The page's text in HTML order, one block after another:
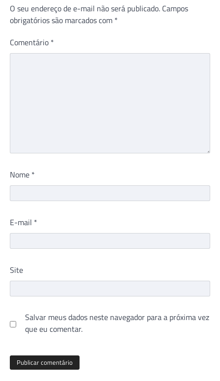
O seu endereço de e-mail não será publicado. Campos
obrigatórios são marcados com *
Comentário *
Nome *
E-mail *
Site
Salvar meus dados neste navegador para a próxima vez
que eu comentar.